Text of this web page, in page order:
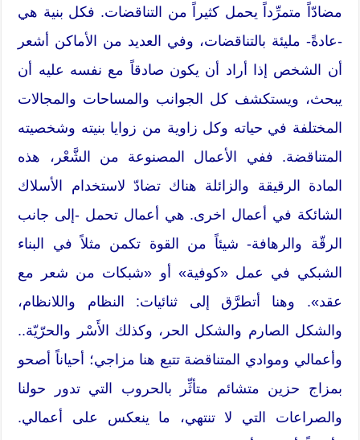
مضادّاً متمرِّداً يحمل كثيراً من التناقضات. فكل بنية هي
-عادةً- مليئة بالتناقضات، وفي العديد من الأماكن أشعر
أن الشخص إذا أراد أن يكون صادقاً مع نفسه عليه أن
يبحث، ويستكشف كل الجوانب والمساحات والمجالات
المختلفة في حياته وكل زاوية من زوايا بنيته وشخصيته
المتناقضة. ففي الأعمال المصنوعة من الشَّعْر، هذه
المادة الرقيقة والزائلة هناك تضادّ لاستخدام الأسلاك
الشائكة في أعمال اخرى. هي أعمال تحمل -إلى جانب
الرقّة والرهافة- شيئاً من القوة تكمن مثلاً في البناء
الشبكي في عمل «كوفية» أو «شبكات من شعر مع
عقد». وهنا أتطرَّق إلى ثنائيات: النظام واللانظام،
والشكل الصارم والشكل الحر، وكذلك الأَسْر والحرّيّة..
وأعمالي وموادي المتناقضة تتبع هنا مزاجي؛ أحياناً أصحو
بمزاج حزين متشائم متأثِّر بالحروب التي تدور حولنا
والصراعات التي لا تنتهي، ما ينعكس على أعمالي.